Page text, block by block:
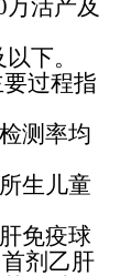
活产及
下。
过程指
测率均
生儿童
免疫球
剂乙肝